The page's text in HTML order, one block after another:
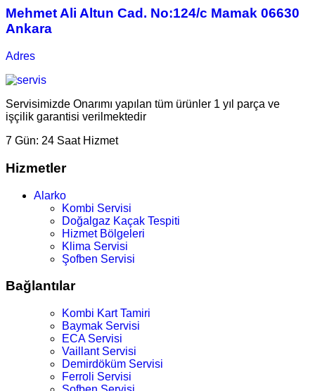
Mehmet Ali Altun Cad. No:124/c Mamak 06630
Ankara
Adres
Servisimizde Onarımı yapılan tüm ürünler 1 yıl parça ve
işçilik garantisi verilmektedir
7 Gün: 24 Saat Hizmet
Hizmetler
Alarko
Kombi Servisi
Doğalgaz Kaçak Tespiti
Hizmet Bölgeleri
Klima Servisi
Şofben Servisi
Bağlantılar
Kombi Kart Tamiri
Baymak Servisi
ECA Servisi
Vaillant Servisi
Demirdöküm Servisi
Ferroli Servisi